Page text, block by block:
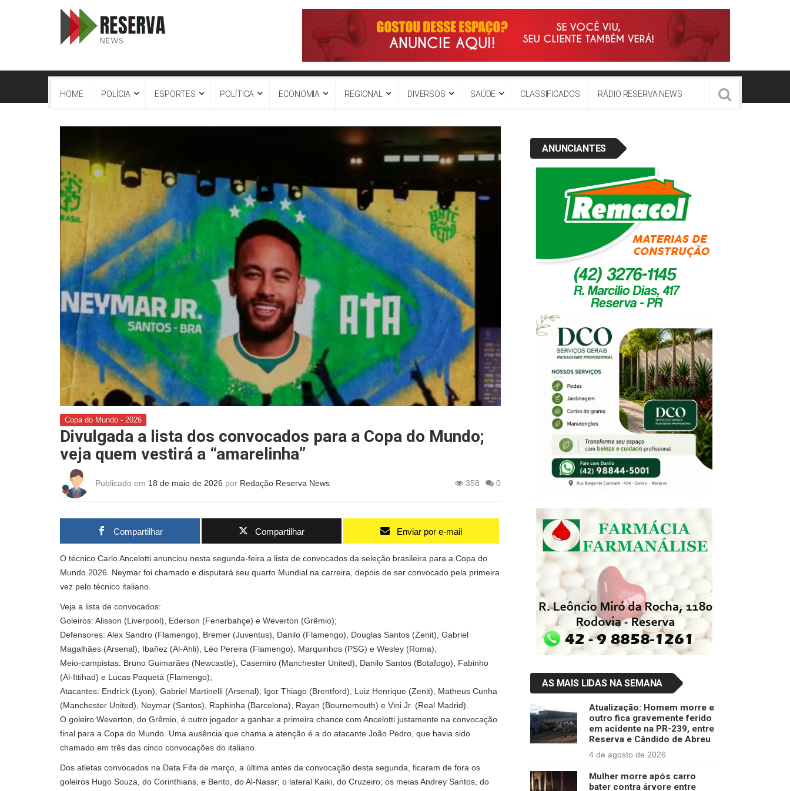
HOME POLÍCIA ESPORTES POLÍTICA ECONOMIA REGIONAL DIVERSOS SAÚDE CLASSIFICADOS RÁDIO RESERVA NEWS
Copa do Mundo - 2026
Divulgada a lista dos convocados para a Copa do Mundo;
veja quem vestirá a “amarelinha”
Publicado em 18 de maio de 2026 por Redação Reserva News 358 0
Compartilhar Compartilhar Enviar por e-mail
O técnico Carlo Ancelotti anunciou nesta segunda-feira a lista de convocados da seleção brasileira para a Copa do
Mundo 2026. Neymar foi chamado e disputará seu quarto Mundial na carreira, depois de ser convocado pela primeira
vez pelo técnico italiano.
Veja a lista de convocados:
Goleiros: Alisson (Liverpool), Ederson (Fenerbahçe) e Weverton (Grêmio);
Defensores: Alex Sandro (Flamengo), Bremer (Juventus), Danilo (Flamengo), Douglas Santos (Zenit), Gabriel
Magalhães (Arsenal), Ibañez (Al-Ahli), Léo Pereira (Flamengo), Marquinhos (PSG) e Wesley (Roma);
Meio-campistas: Bruno Guimarães (Newcastle), Casemiro (Manchester United), Danilo Santos (Botafogo), Fabinho
(Al-Ittihad) e Lucas Paquetá (Flamengo);
Atacantes: Endrick (Lyon), Gabriel Martinelli (Arsenal), Igor Thiago (Brentford), Luiz Henrique (Zenit), Matheus Cunha
(Manchester United), Neymar (Santos), Raphinha (Barcelona), Rayan (Bournemouth) e Vini Jr. (Real Madrid).
O goleiro Weverton, do Grêmio, é outro jogador a ganhar a primeira chance com Ancelotti justamente na convocação
final para a Copa do Mundo. Uma ausência que chama a atenção é a do atacante João Pedro, que havia sido
chamado em três das cinco convocações do italiano.
Dos atletas convocados na Data Fifa de março, a última antes da convocação desta segunda, ficaram de fora os
goleiros Hugo Souza, do Corinthians, e Bento, do Al-Nassr; o lateral Kaiki, do Cruzeiro; os meias Andrey Santos, do
ANUNCIANTES
AS MAIS LIDAS NA SEMANA
Atualização: Homem morre e
outro fica gravemente ferido
em acidente na PR-239, entre
Reserva e Cândido de Abreu
4 de agosto de 2026
Mulher morre após carro
bater contra árvore entre